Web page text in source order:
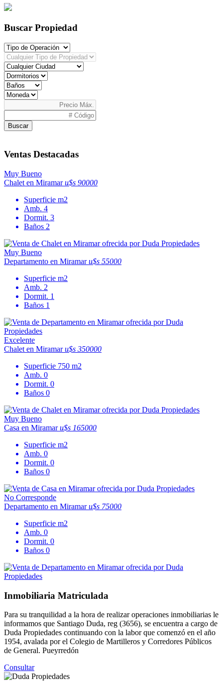
Buscar Propiedad
Buscar
Ventas Destacadas
Muy Bueno
Chalet en Miramaru$s 90000
Superficie m2
Amb. 4
Dormit. 3
Baños 2
Muy Bueno
Departamento en Miramaru$s 55000
Superficie m2
Amb. 2
Dormit. 1
Baños 1
Excelente
Chalet en Miramaru$s 350000
Superficie 750 m2
Amb. 0
Dormit. 0
Baños 0
Muy Bueno
Casa en Miramaru$s 165000
Superficie m2
Amb. 0
Dormit. 0
Baños 0
No Corresponde
Departamento en Miramaru$s 75000
Superficie m2
Amb. 0
Dormit. 0
Baños 0
Inmobiliaria Matriculada
Para su tranquilidad a la hora de realizar operaciones inmobiliarias le
informamos que Santiago Duda, reg (3656), se encuentra a cargo de
Duda Propiedades continuando con la labor que comenzó en el año
1954, avalada por el Colegio de Martilleros y Corredores Públicos
de General. Pueyrredón
Consultar